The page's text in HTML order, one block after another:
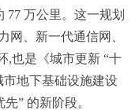
77 万公里。这一规划
网、新一代通信网、
,也是《城市更新 “十
地下基础设施建设
” 的新阶段。